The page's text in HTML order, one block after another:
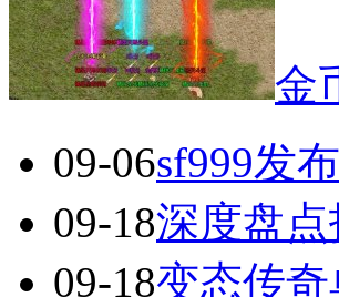
金
09-06sf999发
09-18深度盘
09-18变态传